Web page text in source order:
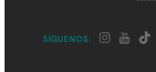
SÍGUENOS: